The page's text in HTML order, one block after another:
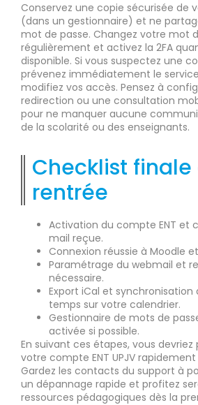
Conservez une copie sécurisée de
(dans un gestionnaire) et ne
mot de passe. Changez votre mot
régulièrement et activez la 2FA
disponible. Si vous suspectez une
prévenez immédiatement le
modifiez vos accès. Pensez à
redirection ou une consultation
pour ne manquer aucune
de la scolarité ou des enseignants.
Checklist
rentrée
Activation du compte ENT et
mail reçue.
Connexion réussie à Moodle
Paramétrage du webmail et
nécessaire.
Export iCal et synchronisation
temps sur votre calendrier.
Gestionnaire de mots de
activée si possible.
En suivant ces étapes, vous
votre compte ENT UPJV
Gardez les contacts du support à
un dépannage rapide et profitez
ressources pédagogiques dès la